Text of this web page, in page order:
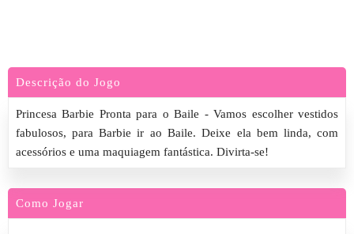
Descrição do Jogo
Princesa Barbie Pronta para o Baile - Vamos escolher vestidos
fabulosos, para Barbie ir ao Baile. Deixe ela bem linda, com
acessórios e uma maquiagem fantástica. Divirta-se!
Como Jogar